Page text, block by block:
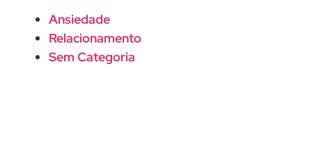
Ansiedade
Relacionamento
Sem Categoria